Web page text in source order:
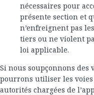
nécessaires pour
présente section et
n’enfreignent pas
tiers ou ne violent
loi applicable.
Si nous soupçonnons des
pourrons utiliser les voies
autorités chargées de